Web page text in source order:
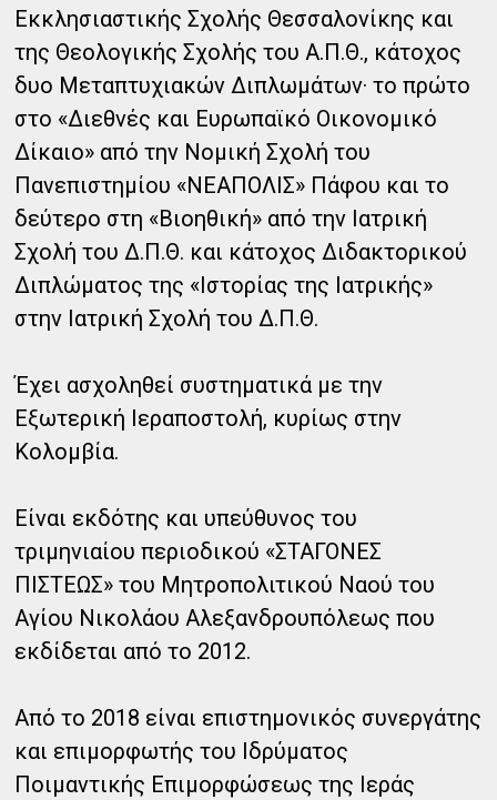
Εκκλησιαστικής Σχολής Θεσσαλονίκης και
της Θεολογικής Σχολής του Α.Π.Θ., κάτοχος
δυο Μεταπτυχιακών Διπλωμάτων· το πρώτο
στο «Διεθνές και Ευρωπαϊκό Οικονομικό
Δίκαιο» από την Νομική Σχολή του
Πανεπιστημίου «ΝΕΑΠΟΛΙΣ» Πάφου και το
δεύτερο στη «Βιοηθική» από την Ιατρική
Σχολή του Δ.Π.Θ. και κάτοχος Διδακτορικού
Διπλώματος της «Ιστορίας της Ιατρικής»
στην Ιατρική Σχολή του Δ.Π.Θ.
Έχει ασχοληθεί συστηματικά με την
Εξωτερική Ιεραποστολή, κυρίως στην
Κολομβία.
Είναι εκδότης και υπεύθυνος του
τριμηνιαίου περιοδικού «ΣΤΑΓΟΝΕΣ
ΠΙΣΤΕΩΣ» του Μητροπολιτικού Ναού του
Αγίου Νικολάου Αλεξανδρουπόλεως που
εκδίδεται από το 2012.
Από το 2018 είναι επιστημονικός συνεργάτης
και επιμορφωτής του Ιδρύματος
Ποιμαντικής Επιμορφώσεως της Ιεράς